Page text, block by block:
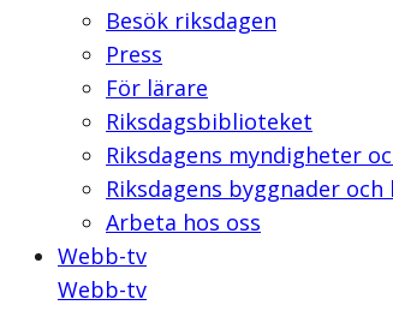
Besök riksdagen
Press
För lärare
Riksdagsbiblioteket
Riksdagens myndigheter
Riksdagens byggnader och
Arbeta hos oss
Webb-tv
Webb-tv